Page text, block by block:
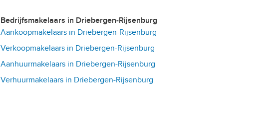
Bedrijfsmakelaars in Driebergen-Rijsenburg
Aankoopmakelaars in Driebergen-Rijsenburg
Verkoopmakelaars in Driebergen-Rijsenburg
Aanhuurmakelaars in Driebergen-Rijsenburg
Verhuurmakelaars in Driebergen-Rijsenburg